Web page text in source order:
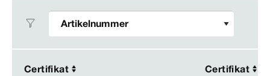
Certifikat Certifikat
Certifikat Certifikat